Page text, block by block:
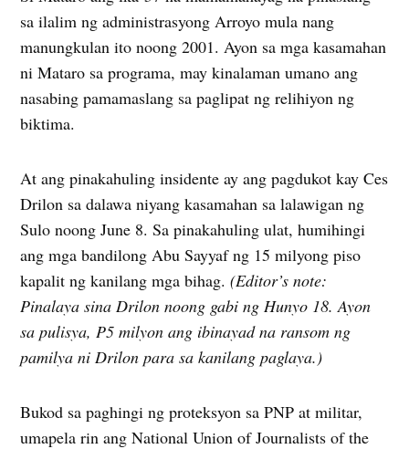
sa ilalim ng administrasyong Arroyo mula nang
manungkulan ito noong 2001. Ayon sa mga kasamahan
ni Mataro sa programa, may kinalaman umano ang
nasabing pamamaslang sa paglipat ng relihiyon ng
biktima.
At ang pinakahuling insidente ay ang pagdukot kay Ces
Drilon sa dalawa niyang kasamahan sa lalawigan ng
Sulo noong June 8. Sa pinakahuling ulat, humihingi
ang mga bandilong Abu Sayyaf ng 15 milyong piso
kapalit ng kanilang mga bihag.(Editor’s note:
Pinalaya sina Drilon noong gabi ng Hunyo 18. Ayon
sa pulisya, P5 milyon ang ibinayad na ransom ng
pamilya ni Drilon para sa kanilang paglaya.)
Bukod sa paghingi ng proteksyon sa PNP at militar,
umapela rin ang National Union of Journalists of the